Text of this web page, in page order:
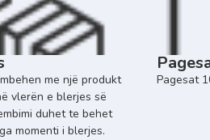
me një produkt
vlerën e blerjes së
duhet te behet
momenti i blerjes.
Pagesat